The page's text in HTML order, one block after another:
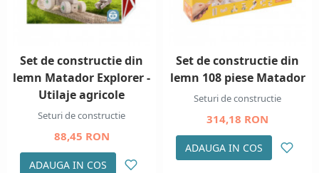
Set de constructie din
lemn Matador Explorer -
Utilaje agricole
Seturi de constructie
88,45 RON
ADAUGA IN COS
Set de constructie din
lemn 108 piese Matador
Seturi de constructie
314,18 RON
ADAUGA IN COS